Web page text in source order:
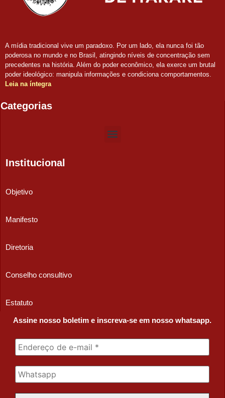
A mídia tradicional vive um paradoxo. Por um lado, ela nunca foi tão
poderosa no mundo e no Brasil, atingindo níveis de concentração sem
precedentes na história. Além do poder econômico, ela exerce um brutal
poder ideológico: manipula informações e condiciona comportamentos.
Leia na íntegra
Categorias
Institucional
Objetivo
Manifesto
Diretoria
Conselho consultivo
Estatuto
Assine nosso boletim e inscreva-se em nosso whatsapp.